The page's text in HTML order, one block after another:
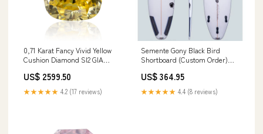
0,71 Karat Fancy Vivid Yellow
Cushion Diamond SI2 GIA
US$ 2599.50
★★★★★ 4.2 (17 reviews)
Semente Gony Black Bird
Shortboard (Custom Order)
US$ 364.95
★★★★★ 4.4 (8 reviews)